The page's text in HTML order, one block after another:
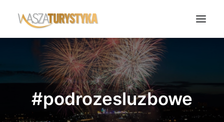
Księga wspomnień
Biura podróży
Transport
Noclegi
#podrozesluzbowe